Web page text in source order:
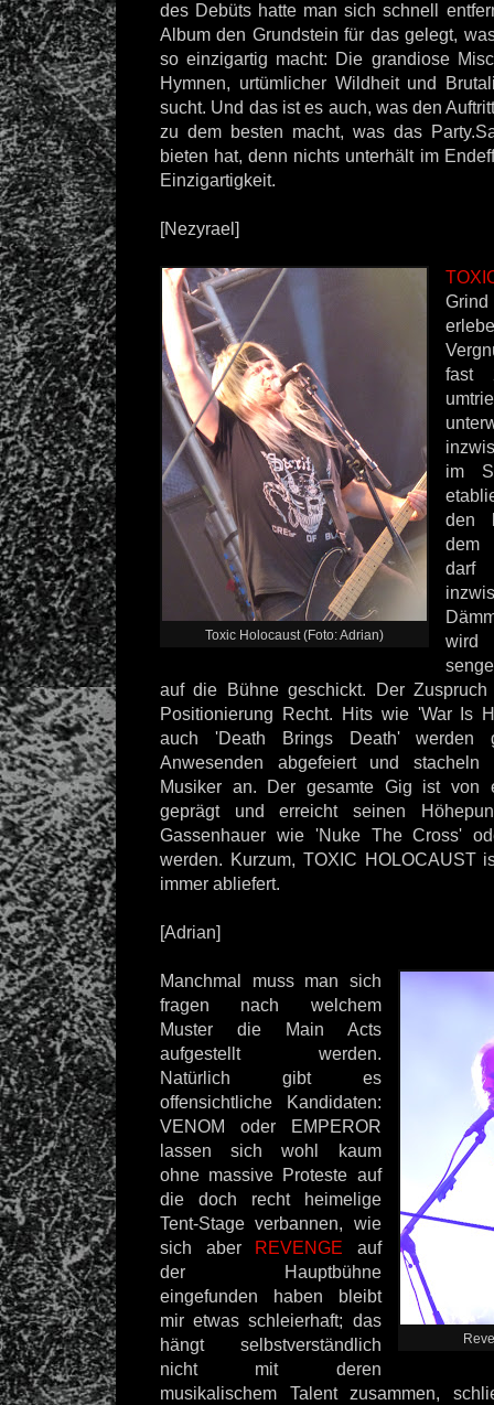
des Debüts hatte man sich schnell
Album den Grundstein für das gelegt,
so einzigartig macht: Die grandiose
Hymnen, urtümlicher Wildheit und
sucht. Und das ist es auch, was den
zu dem besten macht, was das
bieten hat, denn nichts unterhält im
Einzigartigkeit.
[Nezyrael]
Toxic Holocaust (Foto: Adrian)
fast
im
den
dem
darf
auf die Bühne geschickt. Der
Positionierung Recht. Hits wie 'War Is
auch 'Death Brings Death' werden
Anwesenden abgefeiert und
Musiker an. Der gesamte Gig ist von
geprägt und erreicht seinen
Gassenhauer wie 'Nuke The Cross'
werden. Kurzum, TOXIC HOLOCAUST
immer abliefert.
[Adrian]
Manchmal muss man sich
fragen nach welchem
Muster die Main Acts
aufgestellt werden.
Natürlich gibt es
offensichtliche Kandidaten:
VENOM oder EMPEROR
lassen sich wohl kaum
ohne massive Proteste auf
die doch recht heimelige
Tent-Stage verbannen, wie
sich aber
REVENGE auf
der Hauptbühne
eingefunden haben bleibt
mir etwas schleierhaft; das
hängt selbstverständlich
nicht mit deren
musikalischem Talent zusammen,